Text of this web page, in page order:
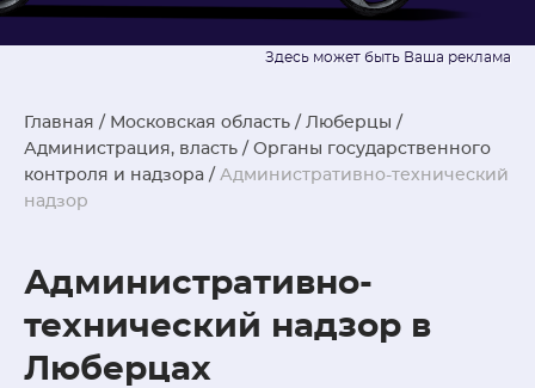
Главная / Московская область / Люберцы /
Администрация, власть / Органы государственного
контроля и надзора / Административно-технический
надзор
Административно-
технический надзор в
Люберцах